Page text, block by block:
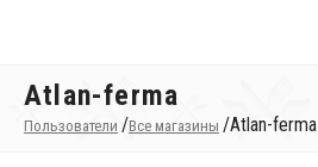
Atlan-ferma
Пользователи /Все магазины /Atlan-ferma